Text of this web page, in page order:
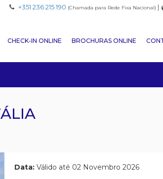
+351 236 215 190 (Chamada para Rede Fixa Nacional) |
CHECK-IN ONLINE BROCHURAS ONLINE
Data: Válido até 02 Novembro 2026